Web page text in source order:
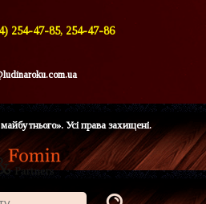
254-47-85, 254-47-86
Усі права захищені.